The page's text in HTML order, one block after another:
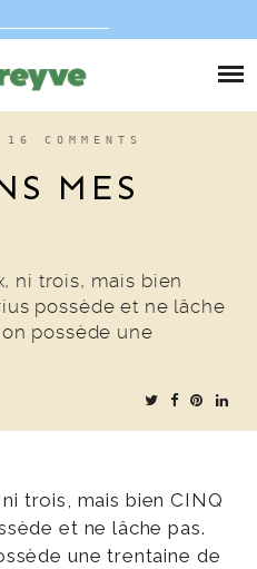
16 COMMENTS
MES
ni trois, mais bien
possède et ne lâche
possède une
ni trois, mais bien CINQ
et ne lâche pas.
une trentaine de